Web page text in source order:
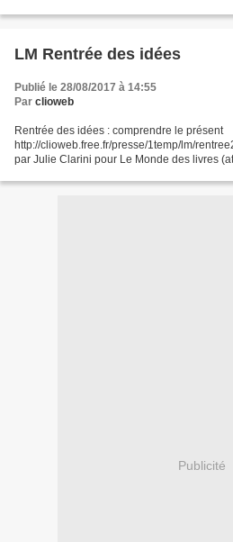
LM Rentrée des idées
Publié le 28/08/2017 à 14:55
Par clioweb
Rentrée des idées : comprendre le présent
http://clioweb.free.fr/presse/1temp/lm/
par Julie Clarini pour Le Monde des livres
Publicité